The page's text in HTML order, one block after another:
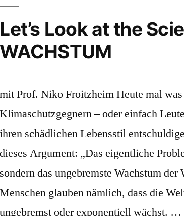
(18)
–
DIE
UND
DAS
WALDSTERBEN“
Let’s Look at the
WACHSTUM
mit Prof. Niko Froitzheim Heute mal
Klimaschutzgegnern – oder einfach
ihren schädlichen Lebensstil
dieses Argument: „Das eigentliche
sondern das ungebremste Wachstum
Menschen glauben nämlich, dass die
ungebremst oder exponentiell wächst. …